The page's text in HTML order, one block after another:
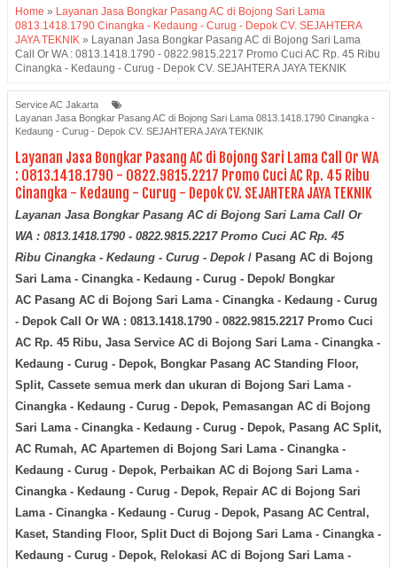
Home » Layanan Jasa Bongkar Pasang AC di Bojong Sari Lama
0813.1418.1790 Cinangka - Kedaung - Curug - Depok CV. SEJAHTERA
JAYA TEKNIK » Layanan Jasa Bongkar Pasang AC di Bojong Sari Lama
Call Or WA : 0813.1418.1790 - 0822.9815.2217 Promo Cuci AC Rp. 45 Ribu
Cinangka - Kedaung - Curug - Depok CV. SEJAHTERA JAYA TEKNIK
Service AC Jakarta
Layanan Jasa Bongkar Pasang AC di Bojong Sari Lama 0813.1418.1790 Cinangka -
Kedaung - Curug - Depok CV. SEJAHTERA JAYA TEKNIK
Layanan Jasa Bongkar Pasang AC di Bojong Sari Lama Call Or WA
: 0813.1418.1790 - 0822.9815.2217 Promo Cuci AC Rp. 45 Ribu
Cinangka - Kedaung - Curug - Depok CV. SEJAHTERA JAYA TEKNIK
Layanan Jasa Bongkar Pasang AC di Bojong Sari Lama Call Or
WA : 0813.1418.1790 - 0822.9815.2217 Promo Cuci AC Rp. 45
Ribu Cinangka - Kedaung - Curug - Depok / Pasang AC di Bojong
Sari Lama - Cinangka - Kedaung - Curug - Depok/ Bongkar
AC Pasang AC di Bojong Sari Lama - Cinangka - Kedaung - Curug
- Depok Call Or WA : 0813.1418.1790 - 0822.9815.2217 Promo Cuci
AC Rp. 45 Ribu, Jasa Service AC di Bojong Sari Lama - Cinangka -
Kedaung - Curug - Depok, Bongkar Pasang AC Standing Floor,
Split, Cassete semua merk dan ukuran di Bojong Sari Lama -
Cinangka - Kedaung - Curug - Depok, Pemasangan AC di Bojong
Sari Lama - Cinangka - Kedaung - Curug - Depok, Pasang AC Split,
AC Rumah, AC Apartemen di Bojong Sari Lama - Cinangka -
Kedaung - Curug - Depok, Perbaikan AC di Bojong Sari Lama -
Cinangka - Kedaung - Curug - Depok, Repair AC di Bojong Sari
Lama - Cinangka - Kedaung - Curug - Depok, Pasang AC Central,
Kaset, Standing Floor, Split Duct di Bojong Sari Lama - Cinangka -
Kedaung - Curug - Depok, Relokasi AC di Bojong Sari Lama -